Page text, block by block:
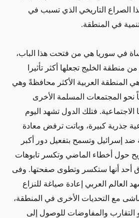
الصراع التاريخي الذي تسبب في
في المنطقة.
في سوريا هي من فتحت هذا الباب،
منطقة الخليج تجعلها أكثر تأثيرا
المنطقة العربية الأكثر محافظةً وهي
نحو المجتمعات المسلمة الأخرى
الاجتماعية. فتلك الدول تشهد اليوم
جذرية كبيرة، وباتت ترفض معادة
ضد إسرائيل وتسمح بتفعيل دور أكبر
حول أخطاء الماضي وتكسر تابوهات
أحد أنها ستكسر وتطوى صفحتها. وفى
العالم العربي إعادة صياغة للنزاع
مع التحديات الأخرى في المنطقة،
التقارب والمفاوضات للوصول إلى